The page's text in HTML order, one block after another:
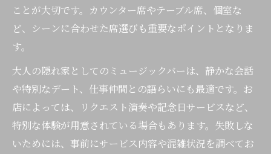
ことが大切です。カウンター席やテーブル席、個室な
ど、シーンに合わせた席選びも重要なポイントとなりま
す。
大人の隠れ家としてのミュージックバーは、静かな会話
や特別なデート、仕事仲間との語らいにも最適です。お
店によっては、リクエスト演奏や記念日サービスなど、
特別な体験が用意されている場合もあります。失敗しな
いためには、事前にサービス内容や混雑状況を調べてお